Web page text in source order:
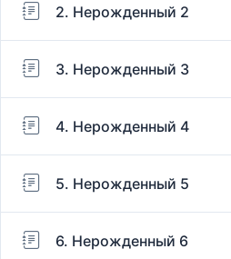
2. Нерожденный 2
3. Нерожденный 3
4. Нерожденный 4
5. Нерожденный 5
6. Нерожденный 6